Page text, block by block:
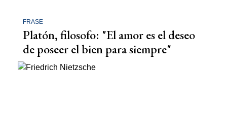
FRASE
Platón, filosofo: "El amor es el deseo
de poseer el bien para siempre"